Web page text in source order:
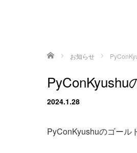
ホーム お知らせ
PyConKyushu
2024.1.28
PyConKyushuのゴール